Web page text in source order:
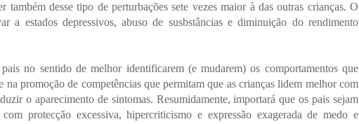
também desse tipo de perturbações sete vezes maior à das outras crianças. O
a estados depressivos, abuso de susbstâncias e diminuição do rendimento
no sentido de melhor identificarem (e mudarem) os comportamentos que
na promoção de competências que permitam que as crianças lidem melhor com
o aparecimento de sintomas. Resumidamente, importará que os pais sejam
protecção excessiva, hipercriticismo e expressão exagerada de medo e